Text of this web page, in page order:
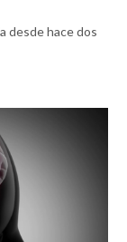
desde hace dos